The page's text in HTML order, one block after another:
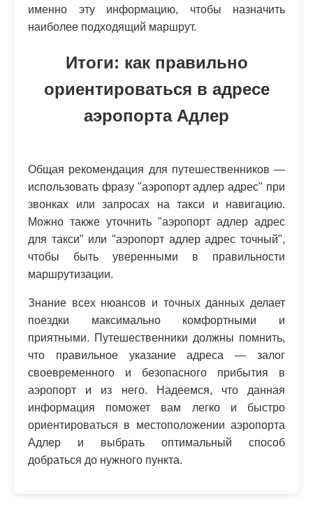
именно эту информацию, чтобы назначить
наиболее подходящий маршрут.
Итоги: как правильно
ориентироваться в адресе
аэропорта Адлер
Общая рекомендация для путешественников —
использовать фразу "аэропорт адлер адрес" при
звонках или запросах на такси и навигацию.
Можно также уточнить "аэропорт адлер адрес
для такси" или "аэропорт адлер адрес точный",
чтобы быть уверенными в правильности
маршрутизации.
Знание всех нюансов и точных данных делает
поездки максимально комфортными и
приятными. Путешественники должны помнить,
что правильное указание адреса — залог
своевременного и безопасного прибытия в
аэропорт и из него. Надеемся, что данная
информация поможет вам легко и быстро
ориентироваться в местоположении аэропорта
Адлер и выбрать оптимальный способ
добраться до нужного пункта.